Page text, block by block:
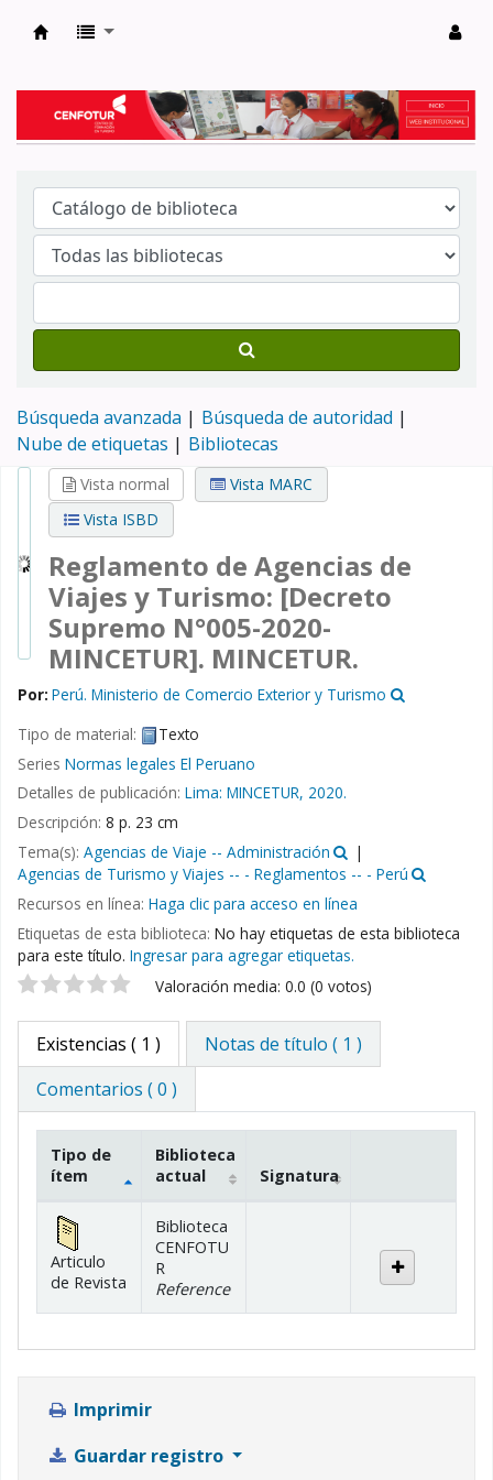
Búsqueda avanzada
Búsqueda de autoridad
Nube de etiquetas
Bibliotecas
Vista normal
Vista MARC
Vista ISBD
Reglamento de Agencias de
Viajes y Turismo: [Decreto
Supremo N°005-2020-
MINCETUR]. MINCETUR.
Por: Perú. Ministerio de Comercio Exterior y Turismo
Tipo de material:
Texto
Series Normas legales El Peruano
Detalles de publicación: Lima: MINCETUR, 2020.
Descripción: 8 p. 23 cm
Tema(s): Agencias de Viaje -- Administración
Agencias de Turismo y Viajes -- - Reglamentos -- - Perú
Recursos en línea: Haga clic para acceso en línea
Etiquetas de esta biblioteca: No hay etiquetas de esta biblioteca
para este título. Ingresar para agregar etiquetas.
Valoración Valoración media: 0.0 (0 votos)
Existencias ( 1 )
Notas de título ( 1 )
Comentarios ( 0 )
Existencias
Tipo de
ítem
Biblioteca
actual
Signatura
Articulo
de Revista
Biblioteca
CENFOTU
R
Reference
Imprimir
Guardar registro